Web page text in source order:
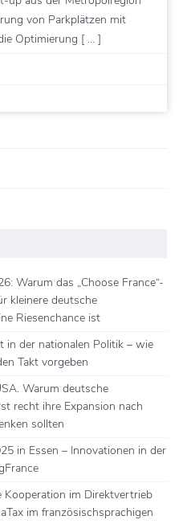
von Parkplätzen mit
Optimierung [ … ]
Warum das „Choose France“-
kleinere deutsche
Riesenchance ist
der nationalen Politik – wie
Takt vorgeben
Warum deutsche
recht ihre Expansion nach
sollten
in Essen – Innovationen in der
Kooperation im Direktvertrieb
im französischsprachigen